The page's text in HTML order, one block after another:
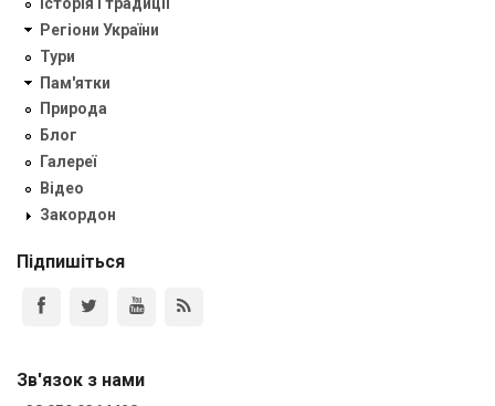
Регіони України
Тури
Пам'ятки
Природа
Блог
Галереї
Відео
Закордон
Підпишіться
Зв'язок з нами